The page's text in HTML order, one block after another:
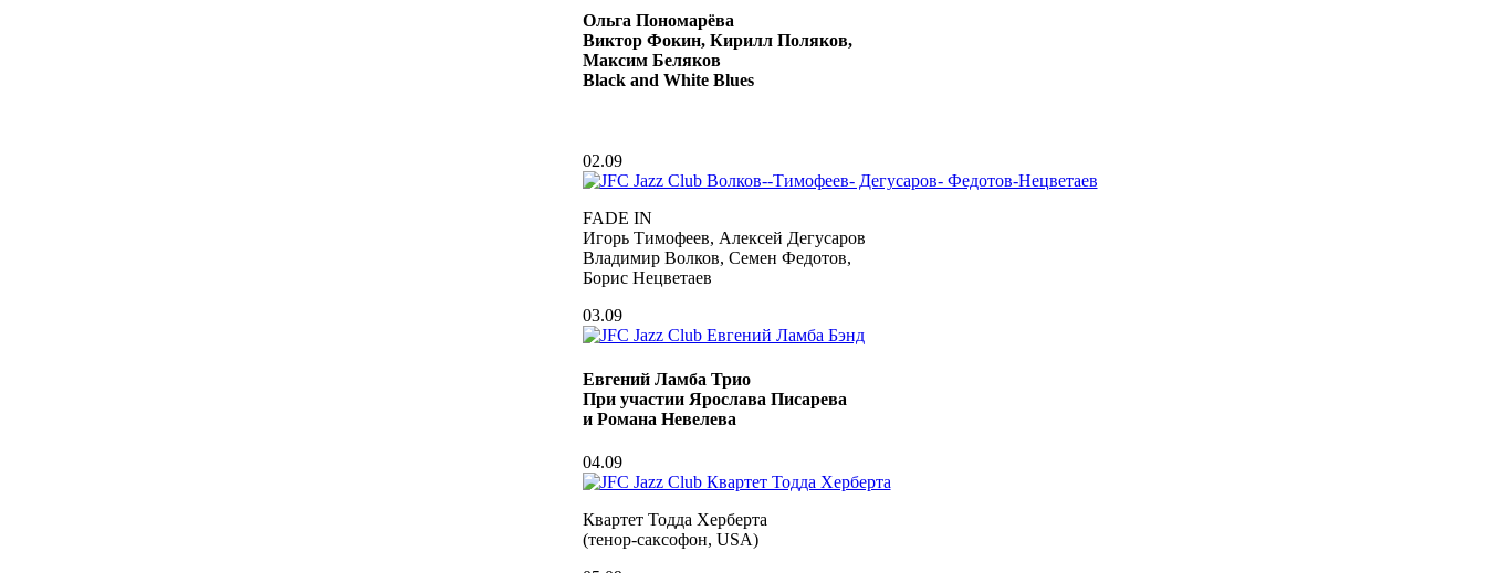
Ольга Пономарёва
Виктор Фокин, Кирилл Поляков,
Максим Беляков
Black and White Blues
02.09
FADE IN
Игорь Тимофеев, Алексей Дегусаров
Владимир Волков, Семен Федотов,
Борис Нецветаев
03.09
Евгений Ламба Трио
При участии Ярослава Писарева
и Романа Невелева
04.09
Квартет Тодда Херберта
(тенор-саксофон, USA)